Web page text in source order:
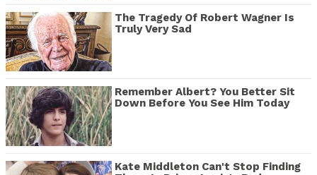
The Tragedy Of Robert Wagner Is
Truly Very Sad
Remember Albert? You Better Sit
Down Before You See Him Today
Kate Middleton Can't Stop Finding